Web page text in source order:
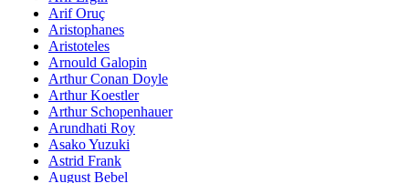
Arif Oruç
Aristophanes
Aristoteles
Arnould Galopin
Arthur Conan Doyle
Arthur Koestler
Arthur Schopenhauer
Arundhati Roy
Asako Yuzuki
Astrid Frank
August Bebel